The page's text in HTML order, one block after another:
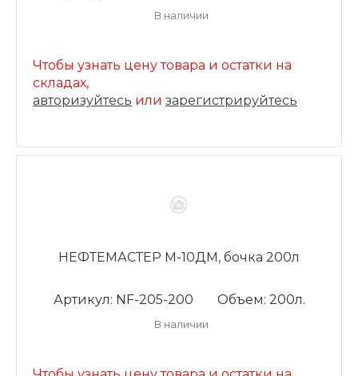
В наличии
Чтобы узнать цену товара и остатки на
складах,
авторизуйтесь или зарегистрируйтесь
НЕФТЕМАСТЕР М-10ДМ, бочка 200л
Артикул: NF-205-200 Объем: 200л.
В наличии